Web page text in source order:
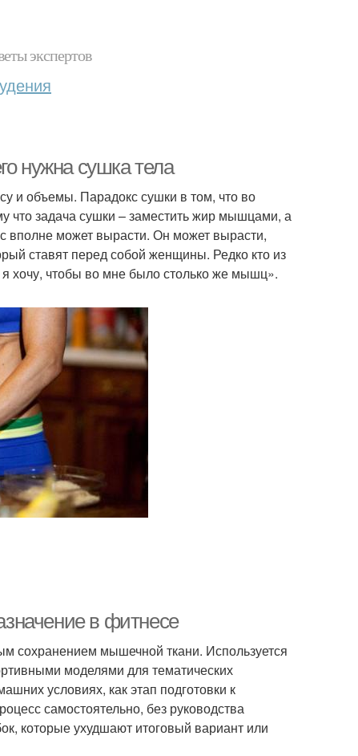
экспертов
нужна сушка тела
и объемы. Парадокс сушки в том, что во
что задача сушки – заместить жир мышцами, а
вполне может вырасти. Он может вырасти,
ставят перед собой женщины. Редко кто из
я хочу, чтобы во мне было столько же мышц».
в фитнесе
сохранением мышечной ткани. Используется
моделями для тематических
условиях, как этап подготовки к
самостоятельно, без руководства
которые ухудшают итоговый вариант или